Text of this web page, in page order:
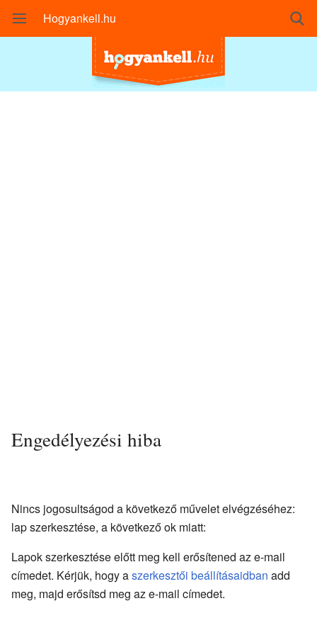
Hogyankell.hu
Engedélyezési hiba
Nincs jogosultságod a következő művelet elvégzéséhez:
lap szerkesztése, a következő ok miatt:
Lapok szerkesztése előtt meg kell erősítened az e-mail
címedet. Kérjük, hogy aszerkesztői beállításaidban add
meg, majd erősítsd meg az e-mail címedet.